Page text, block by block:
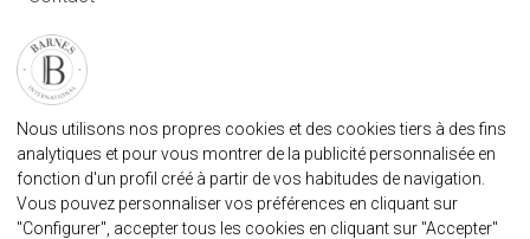
FAQ
AGENECE IMMOBILIÈRE BARNES MARBELLA
marbella@barnes-international.com
+34 614 25 01 89
Nous utilisons nos propres cookies et des cookies tiers à des fins
analytiques et pour vous montrer de la publicité personnalisée en
fonction d'un profil créé à partir de vos habitudes de navigation.
Vous pouvez personnaliser vos préférences en cliquant sur
"Configurer", accepter tous les cookies en cliquant sur "Accepter"